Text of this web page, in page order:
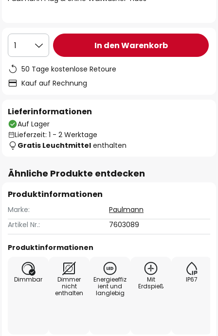
1 In den Warenkorb
50 Tage kostenlose Retoure
Kauf auf Rechnung
Lieferinformationen
Auf Lager
Lieferzeit: 1 - 2 Werktage
Gratis Leuchtmittel enthalten
Ähnliche Produkte entdecken
Produktinformationen
Marke:
Paulmann
Artikel Nr.:
7603089
Produktinformationen
Dimmbar
Dimmer
nicht
enthalten
Energieeffiz
ient und
langlebig
Mit
Erdspieß
IP67